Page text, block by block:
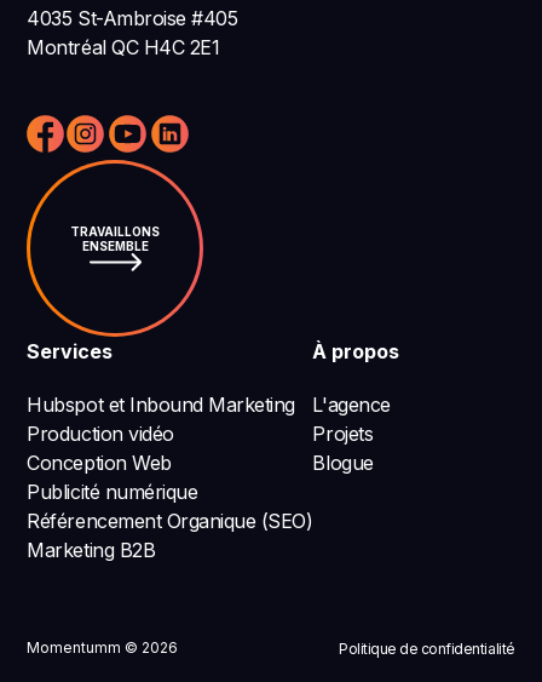
4035 St-Ambroise #405
Montréal QC H4C 2E1
Services
Hubspot et Inbound Marketing
Production vidéo
Conception Web
Publicité numérique
Référencement Organique (SEO)
Marketing B2B
À propos
L'agence
Projets
Blogue
TRAVAILLONS
ENSEMBLE
Momentumm © 2026 Politique de confidentialité